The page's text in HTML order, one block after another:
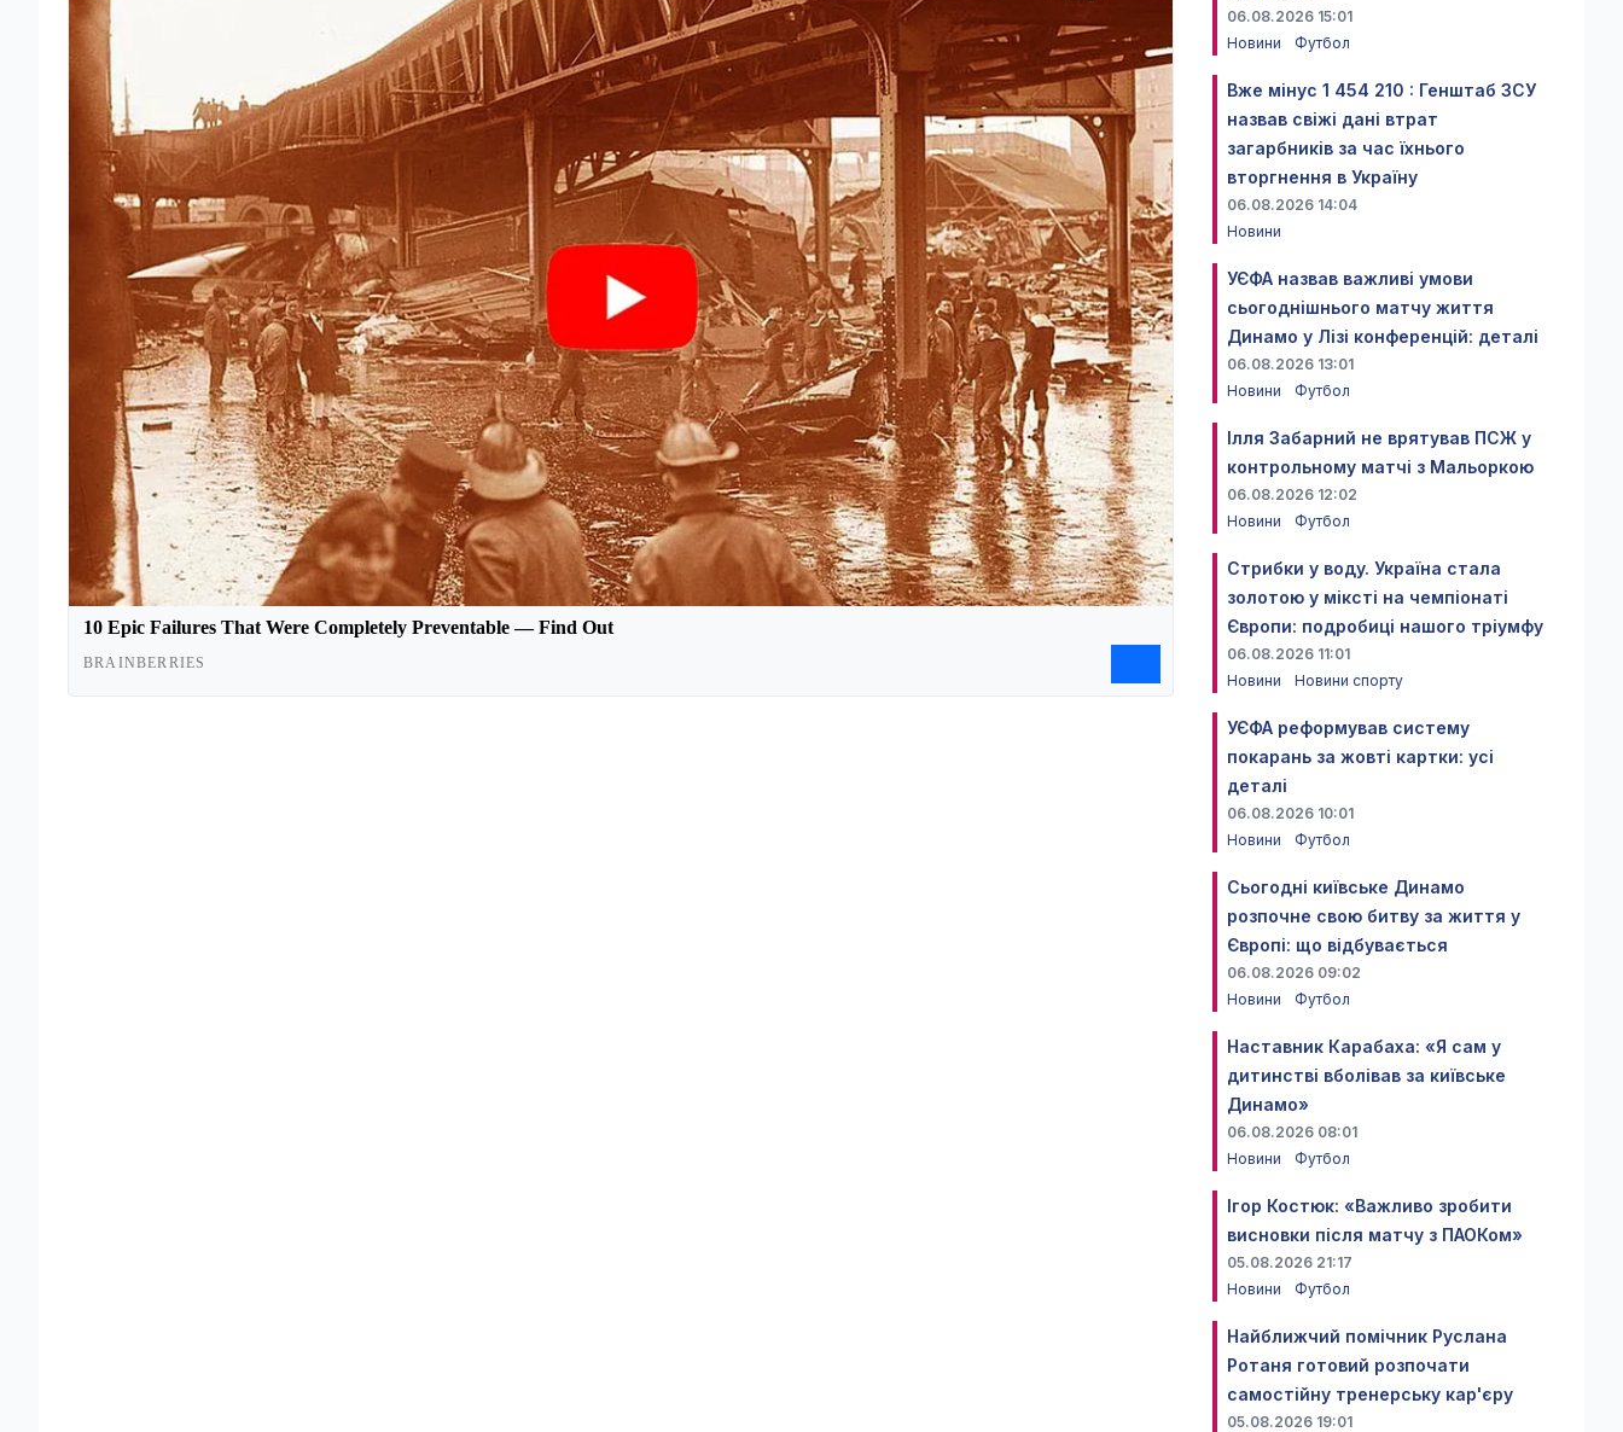
06.08.2026 15:01
Новини
Футбол
Вже мінус 1 454 210 : Генштаб ЗСУ
назвав свіжі дані втрат
загарбників за час їхнього
вторгнення в Україну
06.08.2026 14:04
Новини
УЄФА назвав важливі умови
сьогоднішнього матчу життя
Динамо у Лізі конференцій: деталі
06.08.2026 13:01
Новини
Футбол
Ілля Забарний не врятував ПСЖ у
контрольному матчі з Мальоркою
06.08.2026 12:02
Новини
Футбол
Стрибки у воду. Україна стала
золотою у міксті на чемпіонаті
Європи: подробиці нашого тріумфу
06.08.2026 11:01
Новини
Новини спорту
УЄФА реформував систему
покарань за жовті картки: усі
деталі
06.08.2026 10:01
Новини
Футбол
Сьогодні київське Динамо
розпочне свою битву за життя у
Європі: що відбувається
06.08.2026 09:02
Новини
Футбол
Наставник Карабаха: «Я сам у
дитинстві вболівав за київське
Динамо»
06.08.2026 08:01
Новини
Футбол
Ігор Костюк: «Важливо зробити
висновки після матчу з ПАОКом»
05.08.2026 21:17
Новини
Футбол
Найближчий помічник Руслана
Ротаня готовий розпочати
самостійну тренерську кар'єру
05.08.2026 19:01